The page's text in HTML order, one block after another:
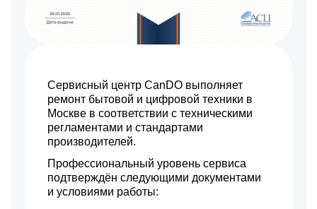
Замена или ремонт платы
1200 р
Заказать
Ремонт системной платы
925 р
Замена ТЭНа
1475 р
Замена фильтра
Замена двигателя
1500 р
Ремонт переключателей
1000 р
Сервисный центр CanDO выполняет
ремонт бытовой и цифровой техники в
Москве в соответствии с техническими
регламентами и стандартами
производителей.
Профессиональный уровень сервиса
подтверждён следующими документами
и условиями работы: